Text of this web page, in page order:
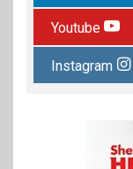
Youtube
Instagram